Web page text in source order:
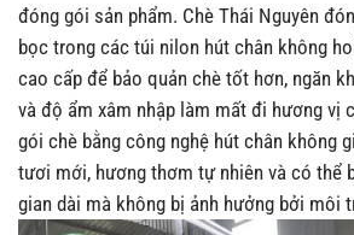
đóng gói sản phẩm. Chè Thái Nguyên
bọc trong các túi nilon hút chân không
cao cấp để bảo quản chè tốt hơn, ngăn
và độ ẩm xâm nhập làm mất đi hương vị
gói chè bằng công nghệ hút chân không
tươi mới, hương thơm tự nhiên và có thể
gian dài mà không bị ảnh hưởng bởi môi